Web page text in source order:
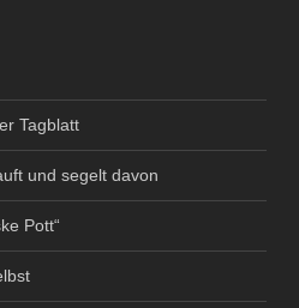
Tagblatt
und segelt davon
Pott“